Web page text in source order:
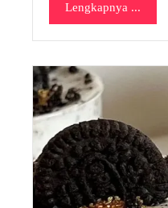
Lengkapnya ...